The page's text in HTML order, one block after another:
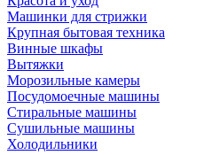
Машинки для стрижки
Крупная бытовая техника
Винные шкафы
Вытяжки
Морозильные камеры
Посудомоечные машины
Стиральные машины
Сушильные машины
Холодильники